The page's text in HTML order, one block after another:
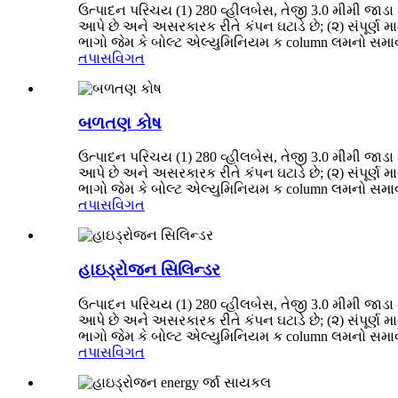
ઉત્પાદન પરિચય (1) 280 વ્હીલબેસ, તેજી 3.0 મીમી
આપે છે અને અસરકારક રીતે કંપન ઘટાડે છે; (૨) સંપૂર્ણ
ભાગો જેમ કે બોલ્ટ એલ્યુમિનિયમ ક column લમનો
તપાસવિગત
બળતણ કોષ
ઉત્પાદન પરિચય (1) 280 વ્હીલબેસ, તેજી 3.0 મીમી
આપે છે અને અસરકારક રીતે કંપન ઘટાડે છે; (૨) સંપૂર્ણ
ભાગો જેમ કે બોલ્ટ એલ્યુમિનિયમ ક column લમનો
તપાસવિગત
હાઇડ્રોજન સિલિન્ડર
ઉત્પાદન પરિચય (1) 280 વ્હીલબેસ, તેજી 3.0 મીમી
આપે છે અને અસરકારક રીતે કંપન ઘટાડે છે; (૨) સંપૂર્ણ
ભાગો જેમ કે બોલ્ટ એલ્યુમિનિયમ ક column લમનો
તપાસવિગત